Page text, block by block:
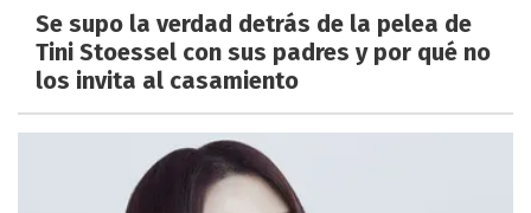
Se supo la verdad detrás de la pelea de
Tini Stoessel con sus padres y por qué no
los invita al casamiento